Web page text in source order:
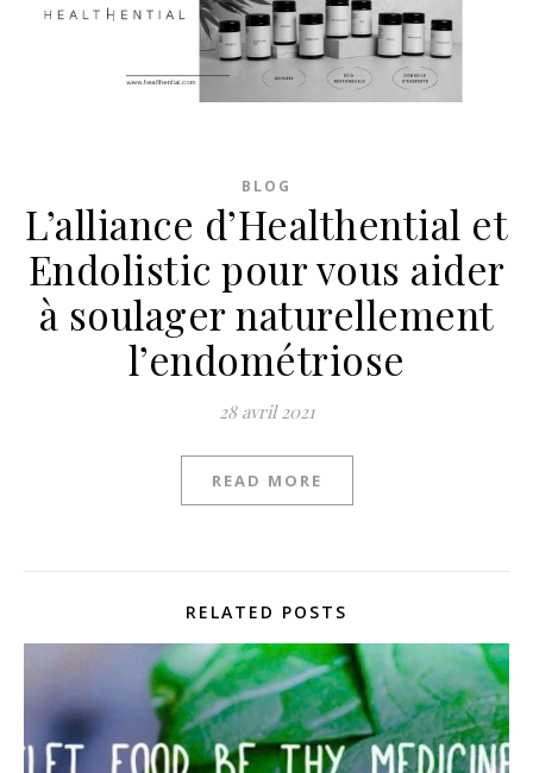
BLOG
L’alliance d’Healthential et
Endolistic pour vous aider
à soulager naturellement
l’endométriose
28 avril 2021
READ MORE
RELATED POSTS